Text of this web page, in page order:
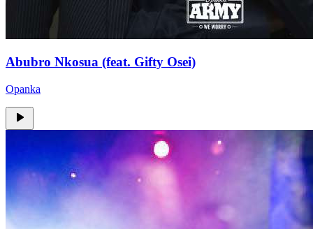
Abubro Nkosua (feat. Gifty Osei)
Opanka